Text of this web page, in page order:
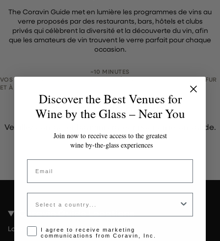
The Coravin Guide met en lumière les programmes de vins au
verre proposés par des restaurants, bars, hôtels et clubs
privés qui célèbrent la diversité et la découverte du vin, afin
que les amateurs de vin trouvent le verre parfait pour chaque
occasion.
~10 MINUTES
VOS MODIFICATIONS SONT ENREGISTRÉES AUTOMATIQUEMENT AU FUR
ET À MESURE.
Jeton invalide ou expiré
Veuillez contacter l'administrateur pour un jeton valide.
Coravin Guide Locations
Londres
Discover the Best Venues for
Wine by the Glass – Near You
Join now to receive access to the greatest
wine by-the-glass experiences
Email
Country
Opt-in disclaimer
I agree to receive marketing
communications from Coravin, Inc.